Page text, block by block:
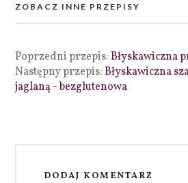
ZOBACZ INNE PRZEPISY
Poprzedni przepis:Błyskawiczna
Następny przepis:Błyskawiczna
jaglaną - bezglutenowa
DODAJ KOMENTARZ